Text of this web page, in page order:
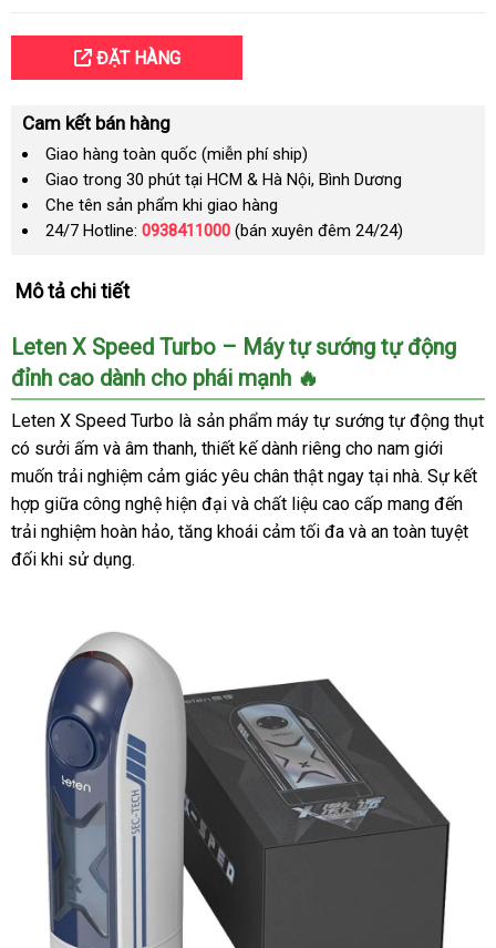
ĐẶT HÀNG
Cam kết bán hàng
Giao hàng toàn quốc (miễn phí ship)
Giao trong 30 phút tại HCM & Hà Nội, Bình Dương
Che tên sản phẩm khi giao hàng
24/7 Hotline: 0938411000 (bán xuyên đêm 24/24)
Mô tả chi tiết
Leten X Speed Turbo – Máy tự sướng tự động
đỉnh cao dành cho phái mạnh 🔥
Leten X Speed Turbo là sản phẩm máy tự sướng tự động thụt
có sưởi ấm và âm thanh, thiết kế dành riêng cho nam giới
muốn trải nghiệm cảm giác yêu chân thật ngay tại nhà. Sự kết
hợp giữa công nghệ hiện đại và chất liệu cao cấp mang đến
trải nghiệm hoàn hảo, tăng khoái cảm tối đa và an toàn tuyệt
đối khi sử dụng.